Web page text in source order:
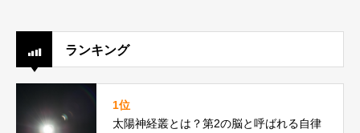
ランキング
1位
太陽神経叢とは？第2の脳と呼ばれる自律